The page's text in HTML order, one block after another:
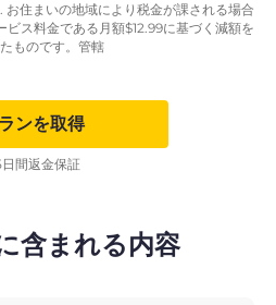
住まいの地域により税金が課される場合
ビス料金である月額$12.99に基づく減額を
ものです。管轄
ンを取得
間返金保証
含まれる内容